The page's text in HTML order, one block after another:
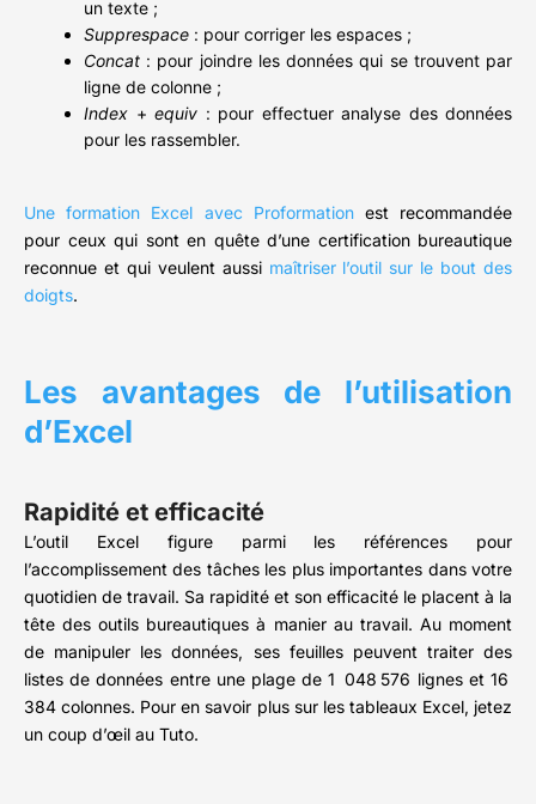
un texte ;
Supprespace : pour corriger les espaces ;
Concat : pour joindre les données qui se trouvent par
ligne de colonne ;
Index + equiv : pour effectuer analyse des données
pour les rassembler.
Une formation Excel avec Proformationest recommandée
pour ceux qui sont en quête d’une certification bureautique
reconnue et qui veulent aussi maîtriser l’outil sur le bout des
doigts.
Les avantages de l’utilisation
d’Excel
Rapidité et efficacité
L’outil Excel figure parmi les références pour
l’accomplissement des tâches les plus importantes dans votre
quotidien de travail. Sa rapidité et son efficacité le placent à la
tête des outils bureautiques à manier au travail. Au moment
de manipuler les données, ses feuilles peuvent traiter des
listes de données entre une plage de 1 048 576 lignes et 16
384 colonnes. Pour en savoir plus sur les tableaux Excel, jetez
un coup d’œil au Tuto.